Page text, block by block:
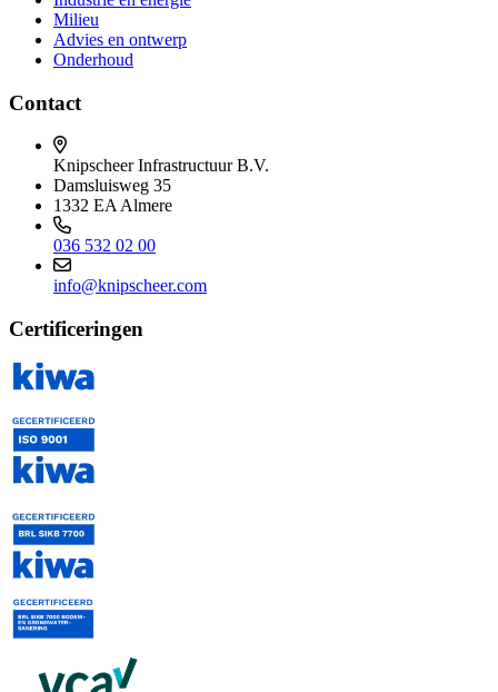
Milieu
Advies en ontwerp
Onderhoud
Contact
Knipscheer Infrastructuur B.V.
Damsluisweg 35
1332 EA Almere
036 532 02 00
info@knipscheer.com
Certificeringen